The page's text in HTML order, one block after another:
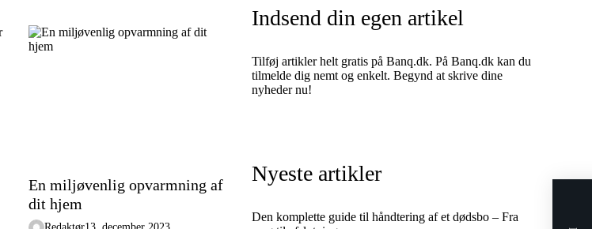
En miljøvenlig opvarmning af
dit hjem
Indsend din egen artikel
Tilføj artikler helt gratis på Banq.dk. På Banq.dk kan du
tilmelde dig nemt og enkelt. Begynd at skrive dine
nyheder nu!
Nyeste artikler
Den komplette guide til håndtering af et dødsbo – Fra